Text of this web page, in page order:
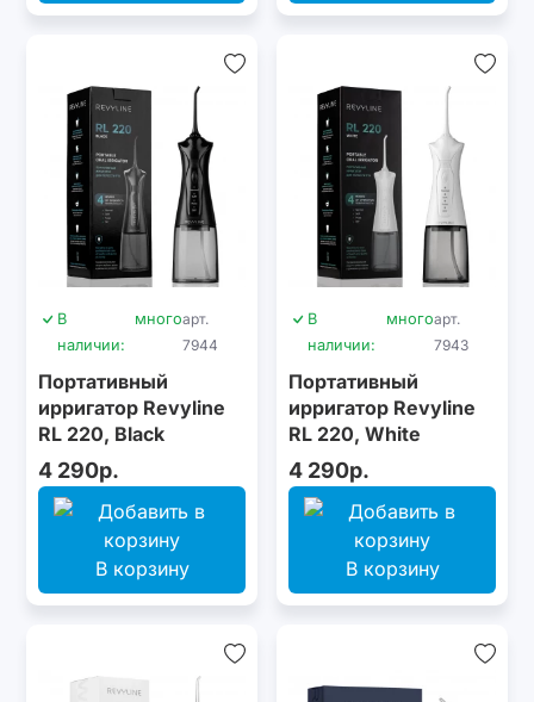
В
наличии:
многоарт.
7944
Портативный
ирригатор Revyline
RL 220, Black
4 290р.
В корзину
В
наличии:
многоарт.
7943
Портативный
ирригатор Revyline
RL 220, White
4 290р.
В корзину